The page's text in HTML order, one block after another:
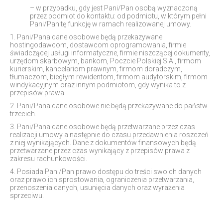
– w przypadku, gdy jest Pani/Pan osobą wyznaczoną
przez podmiot do kontaktu: od podmiotu, w którym pełni
Pani/Pan tę funkcję w ramach realizowanej umowy.
1. Pani/Pana dane osobowe będą przekazywane
hostingodawcom, dostawcom oprogramowania, firmie
świadczącej usługi informatyczne, firmie niszczącej dokumenty,
urzędom skarbowym, bankom, Poczcie Polskiej S.A., firmom
kurierskim, kancelariom prawnym, firmom doradczym,
tłumaczom, biegłym rewidentom, firmom audytorskim, firmom
windykacyjnym oraz innym podmiotom, gdy wynika to z
przepisów prawa.
2. Pani/Pana dane osobowe nie będą przekazywane do państw
trzecich.
3. Pani/Pana dane osobowe będą przetwarzane przez czas
realizacji umowy a następnie do czasu przedawnienia roszczeń
z niej wynikających. Dane z dokumentów finansowych będą
przetwarzane przez czas wynikający z przepisów prawa z
zakresu rachunkowości.
4. Posiada Pani/Pan prawo dostępu do treści swoich danych
oraz prawo ich sprostowania, ograniczenia przetwarzania,
przenoszenia danych, usunięcia danych oraz wyrażenia
sprzeciwu.